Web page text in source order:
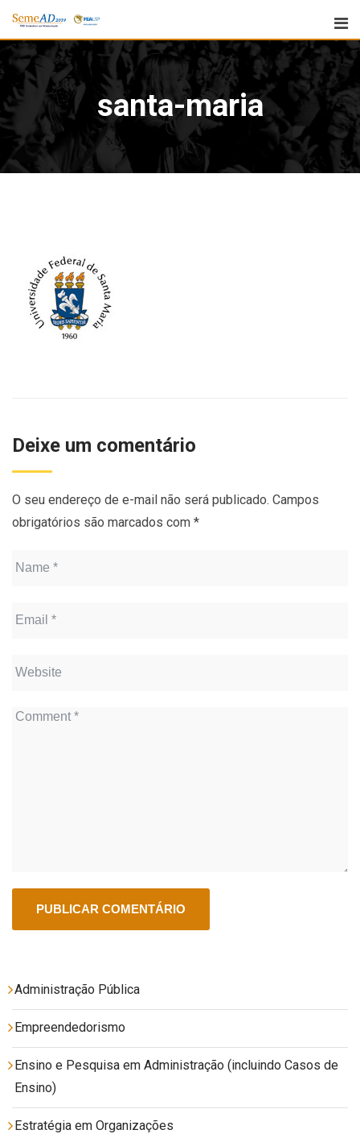
santa-maria
Deixe um comentário
O seu endereço de e-mail não será publicado. Campos
obrigatórios são marcados com *
Administração Pública
Empreendedorismo
Ensino e Pesquisa em Administração (incluindo Casos de
Ensino)
Estratégia em Organizações